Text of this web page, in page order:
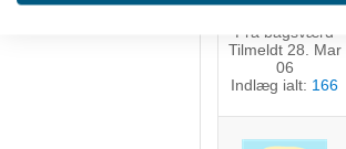
Fra bagsværd
Tilmeldt 28. Mar
06
Indlæg ialt: 166
Bruge profiler til at vælge tilpasset indhold